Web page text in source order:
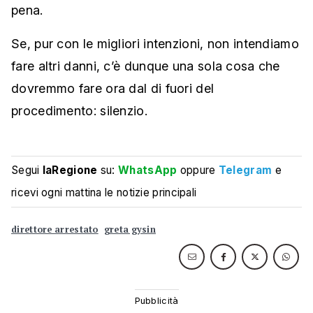
pena.
Se, pur con le migliori intenzioni, non intendiamo
fare altri danni, c’è dunque una sola cosa che
dovremmo fare ora dal di fuori del
procedimento: silenzio.
Segui laRegione su:WhatsApp oppure Telegram e
ricevi ogni mattina le notizie principali
direttore arrestato greta gysin